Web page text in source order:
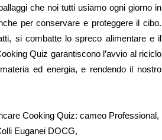
che noi tutti usiamo ogni giorno in
per conservare e proteggere il cibo.
si combatte lo spreco alimentare e il
Quiz garantiscono l’avvio al riciclo
ed energia, e rendendo il nostro
Cooking Quiz: cameo Professional,
Euganei DOCG,